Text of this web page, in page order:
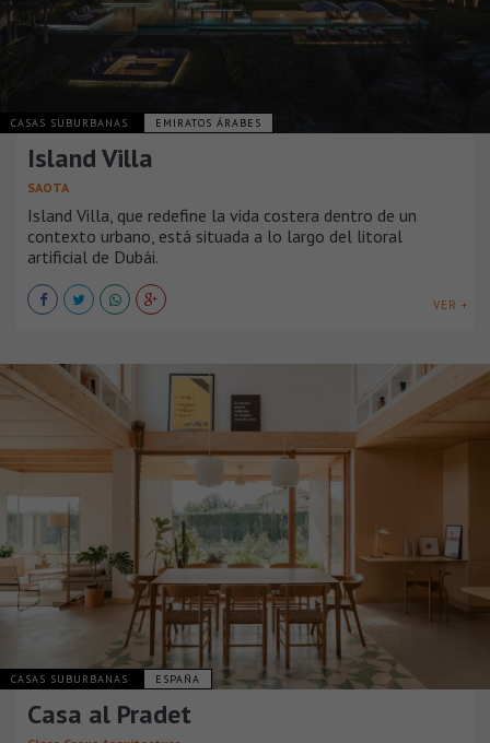
CASAS SUBURBANAS EMIRATOS ÁRABES
Island Villa
SAOTA
Island Villa, que redefine la vida costera dentro de un
contexto urbano, está situada a lo largo del litoral
artificial de Dubái.
VER +
CASAS SUBURBANAS ESPAÑA
Casa al Pradet